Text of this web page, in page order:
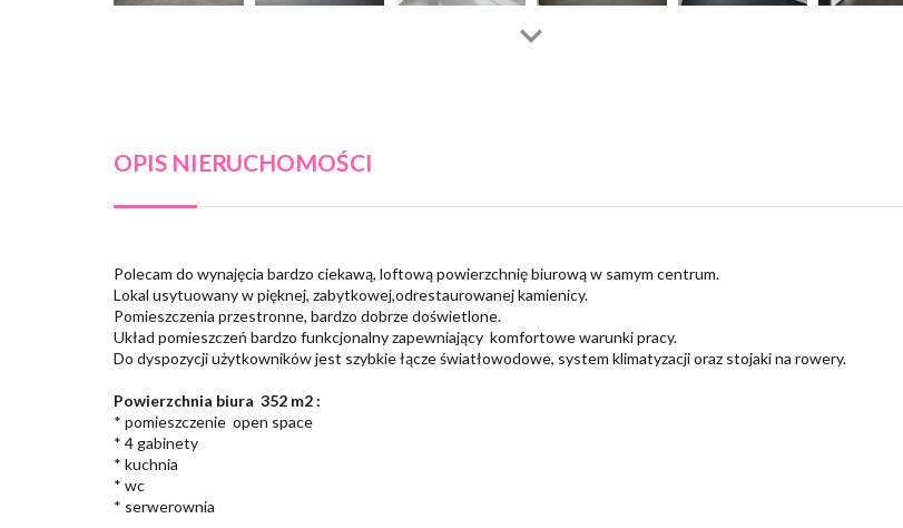
OPIS NIERUCHOMOŚCI
Polecam do wynajęcia bardzo ciekawą, loftową powierzchnię biurową w samym centrum.
Lokal usytuowany w pięknej, zabytkowej,odrestaurowanej kamienicy.
Pomieszczenia przestronne, bardzo dobrze doświetlone.
Układ pomieszczeń bardzo funkcjonalny zapewniający komfortowe warunki pracy.
Do dyspozycji użytkowników jest szybkie łącze światłowodowe, system klimatyzacji oraz stojaki na rowery.
Powierzchnia biura 352 m2 :
* pomieszczenie open space
* 4 gabinety
* kuchnia
* wc
* serwerownia